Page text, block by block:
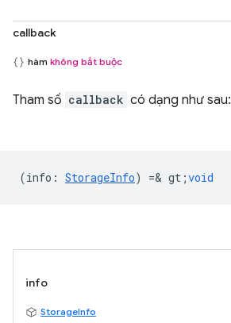
callback
hàm không bắt buộc
Tham số callback có dạng như sau:
(info : StorageInfo) =& gt;void
info
StorageInfo